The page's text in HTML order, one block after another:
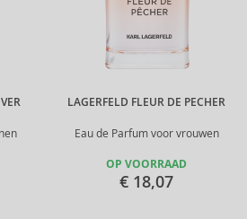
LAGERFELD FLEUR DE PECHER
Eau de Parfum voor vrouwen
OP VOORRAAD
€ 18,07